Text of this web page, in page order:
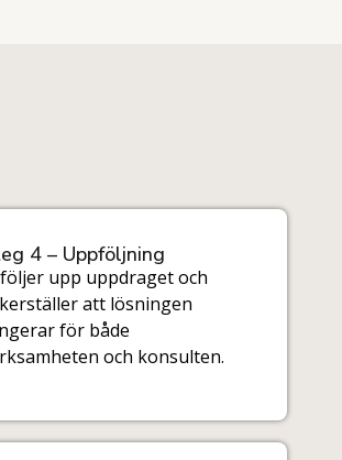
4 – Uppföljning
upp uppdraget och
att lösningen
för både
och konsulten.